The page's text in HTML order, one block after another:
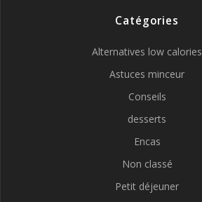
Catégories
Alternatives low calories
Astuces minceur
Conseils
desserts
Encas
Non classé
Petit déjeuner